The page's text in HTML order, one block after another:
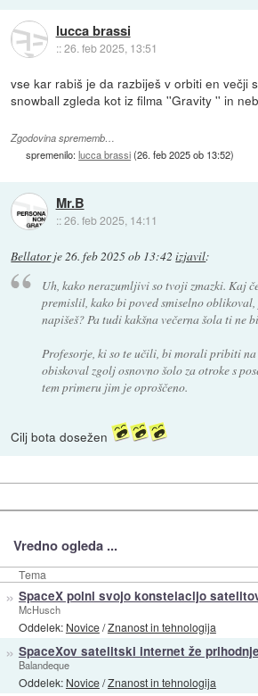
lucca brassi
::26. feb 2025, 13:51
vse kar rabiš je da razbiješ v orbiti en večji
snowball zgleda kot iz filma ''Gravity '' in
Zgodovina sprememb…
spremenilo:lucca brassi(26. feb 2025 ob 13:52)
Mr.B
::26. feb 2025, 14:11
Bellatorje 26. feb 2025 ob 13:42 izjavil:
Uh, kako nerazumljivi so tvoji zmazki. Kaj
premislil, kako bi poved smiselno oblikoval,
napišeš? Pa tudi kakšna večerna šola ti ne
Profesorje, ki so te učili, bi morali pribiti na
obiskoval zgolj osnovno šolo za otroke s
tem primeru jim je oproščeno.
Cilj bota dosežen
Vredno ogleda ...
Tema
» SpaceX polni svojo konstelacijo
McHusch
Oddelek: Novice/Znanost in tehnologija
» SpaceXov satelitski internet že
Balandeque
Oddelek: Novice/Znanost in tehnologija